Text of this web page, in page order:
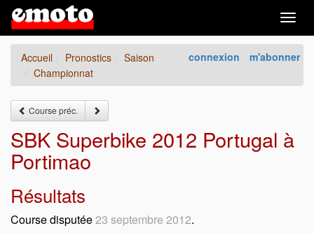
connexion m'abonner
Accueil Pronostics
Saison
Championnat
Course préc.
SBK Superbike 2012 Portugal à
Portimao
Résultats
Course disputée23 septembre 2012.